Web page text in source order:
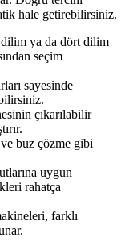
hale getirebilirsiniz.
dilim ya da dört dilim
seçim
sayesinde
çıkarılabilir
ve buz çözme gibi
uygun
rahatça
farklı